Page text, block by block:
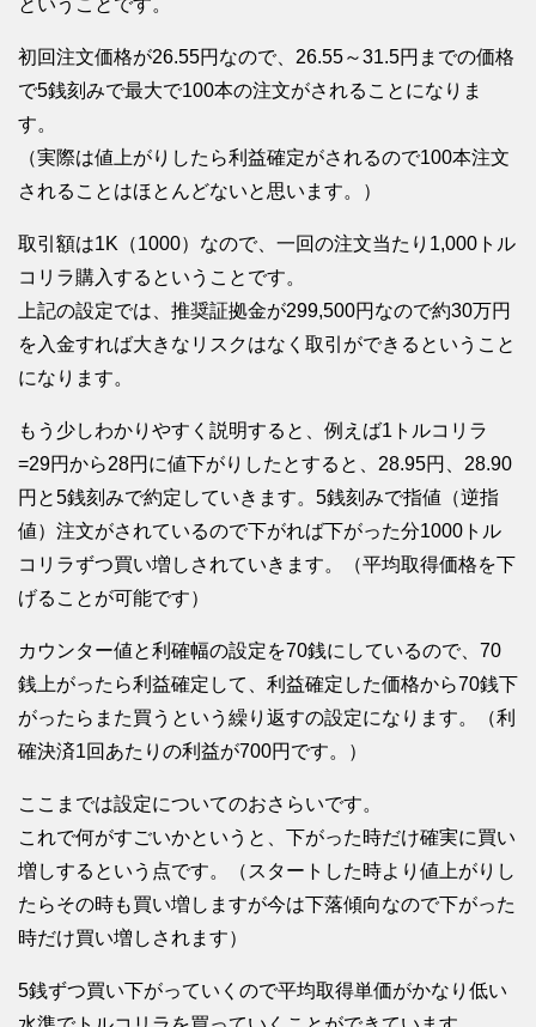
初回注文価格が26.55円なので、26.55～31.5円までの価格
で5銭刻みで最大で100本の注文がされることになりま
す。
（実際は値上がりしたら利益確定がされるので100本注文
されることはほとんどないと思います。）
取引額は1K（1000）なので、一回の注文当たり1,000トル
コリラ購入するということです。
上記の設定では、推奨証拠金が299,500円なので約30万円
を入金すれば大きなリスクはなく取引ができるということ
になります。
もう少しわかりやすく説明すると、例えば1トルコリラ
=29円から28円に値下がりしたとすると、28.95円、28.90
円と5銭刻みで約定していきます。5銭刻みで指値（逆指
値）注文がされているので下がれば下がった分1000トル
コリラずつ買い増しされていきます。（平均取得価格を下
げることが可能です）
カウンター値と利確幅の設定を70銭にしているので、70
銭上がったら利益確定して、利益確定した価格から70銭下
がったらまた買うという繰り返すの設定になります。（利
確決済1回あたりの利益が700円です。）
ここまでは設定についてのおさらいです。
これで何がすごいかというと、下がった時だけ確実に買い
増しするという点です。（スタートした時より値上がりし
たらその時も買い増しますが今は下落傾向なので下がった
時だけ買い増しされます）
5銭ずつ買い下がっていくので平均取得単価がかなり低い